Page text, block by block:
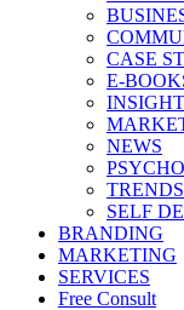
CASE
E-
INSIGHT
NEWS
SELF
BRANDING
MARKETING
SERVICES
Free Consult